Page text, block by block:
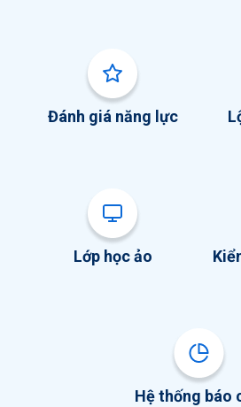
Đánh giá năng lực
Lớp học ảo
Hệ thống báo